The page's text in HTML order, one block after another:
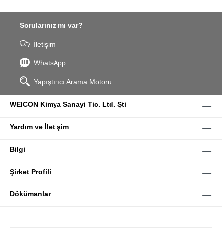
Sorularınız mı var?
İletişim
WhatsApp
Yapıştırıcı Arama Motoru
WEICON Kimya Sanayi Tic. Ltd. Şti
Yardım ve İletişim
Bilgi
Şirket Profili
Dökümanlar